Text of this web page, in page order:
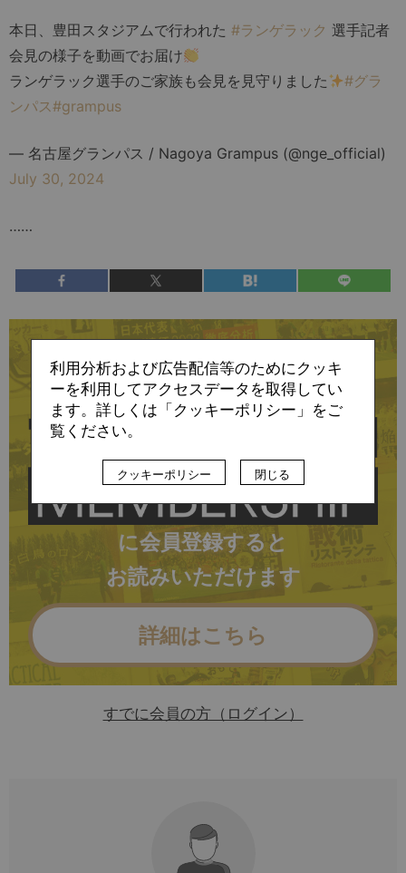
本日、豊田スタジアムで行われた #ランゲラック 選手記者
会見の様子を動画でお届け
ランゲラック選手のご家族も会見を見守りました
#グラ
ンパス#grampus
— 名古屋グランパス / Nagoya Grampus (@nge_official)
July 30, 2024
……
この記事の続きは
に会員登録すると
お読みいただけます
詳細はこちら
すでに会員の方（ログイン）
利用分析および広告配信等のためにクッキ
ーを利用してアクセスデータを取得してい
ます。詳しくは「クッキーポリシー」をご
覧ください。
クッキーポリシー 閉じる